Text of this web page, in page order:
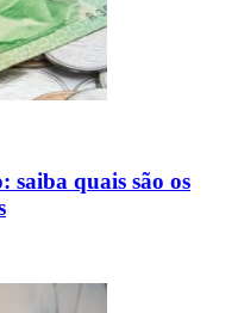
saiba quais são os